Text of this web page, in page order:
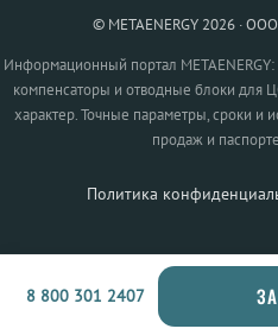
© METAENERGY 2026 ·
Информационный портал
компенсаторы и отводные блоки для
характер. Точные параметры, сроки и
продаж и
Политика
8 800 301 2407